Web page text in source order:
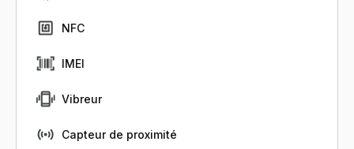
NFC
IMEI
Vibreur
Capteur de proximité